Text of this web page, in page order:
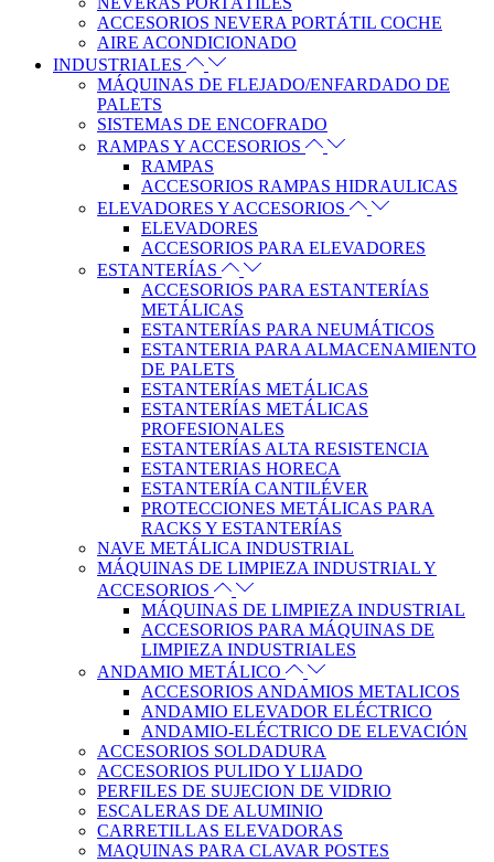
ACCESORIOS NEVERA PORTÁTIL COCHE
AIRE ACONDICIONADO
INDUSTRIALES
MÁQUINAS DE FLEJADO/ENFARDADO DE
PALETS
SISTEMAS DE ENCOFRADO
RAMPAS Y ACCESORIOS
RAMPAS
ACCESORIOS RAMPAS HIDRAULICAS
ELEVADORES Y ACCESORIOS
ELEVADORES
ACCESORIOS PARA ELEVADORES
ESTANTERÍAS
ACCESORIOS PARA ESTANTERÍAS
METÁLICAS
ESTANTERÍAS PARA NEUMÁTICOS
ESTANTERIA PARA ALMACENAMIENTO
DE PALETS
ESTANTERÍAS METÁLICAS
ESTANTERÍAS METÁLICAS
PROFESIONALES
ESTANTERÍAS ALTA RESISTENCIA
ESTANTERIAS HORECA
ESTANTERÍA CANTILÉVER
PROTECCIONES METÁLICAS PARA
RACKS Y ESTANTERÍAS
NAVE METÁLICA INDUSTRIAL
MÁQUINAS DE LIMPIEZA INDUSTRIAL Y
ACCESORIOS
MÁQUINAS DE LIMPIEZA INDUSTRIAL
ACCESORIOS PARA MÁQUINAS DE
LIMPIEZA INDUSTRIALES
ANDAMIO METÁLICO
ACCESORIOS ANDAMIOS METALICOS
ANDAMIO ELEVADOR ELÉCTRICO
ANDAMIO-ELÉCTRICO DE ELEVACIÓN
ACCESORIOS SOLDADURA
ACCESORIOS PULIDO Y LIJADO
PERFILES DE SUJECION DE VIDRIO
ESCALERAS DE ALUMINIO
CARRETILLAS ELEVADORAS
MAQUINAS PARA CLAVAR POSTES